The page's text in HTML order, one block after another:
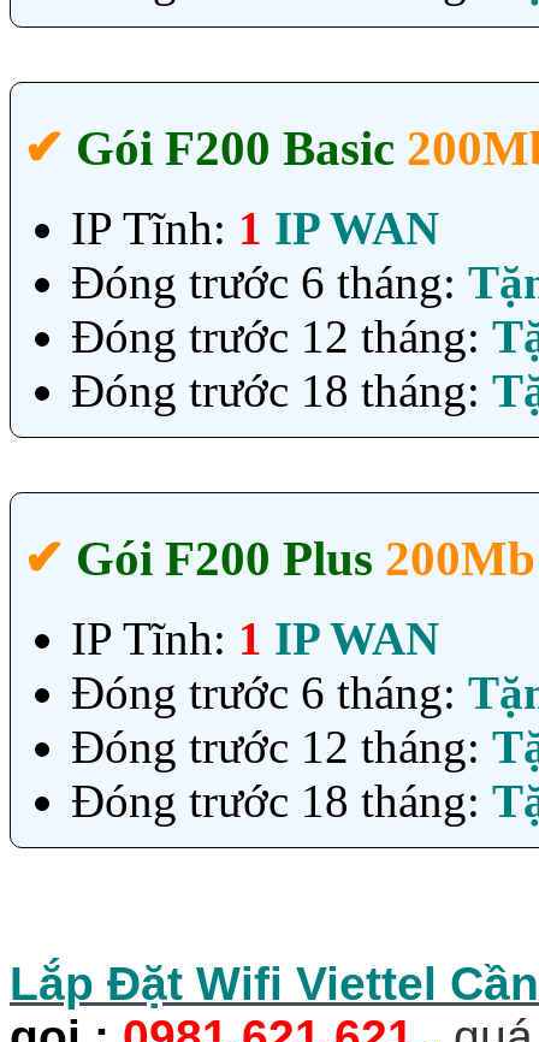
✔‎ Gói F200 Basic
IP Tĩnh: 1 IP WAN
Đóng trước 6 tháng:
Đóng trước 12 tháng:
Đóng trước 18 tháng:
✔‎ Gói F200 Plus
IP Tĩnh: 1 IP WAN
Đóng trước 6 tháng:
Đóng trước 12 tháng:
Đóng trước 18 tháng:
Lắp Đặt Wifi Viettel